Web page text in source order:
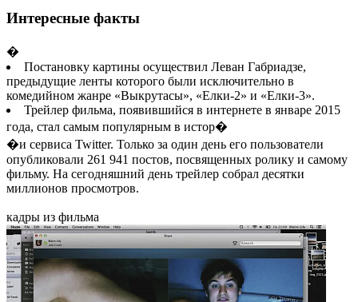
Интересные факты
�
Постановку картины осуществил Леван Габриадзе,
предыдущие ленты которого были исключительно в
комедийном жанре «Выкрутасы», «Елки-2» и «Елки-3».
Трейлер фильма, появившийся в интернете в январе 2015
года, стал самым популярным в истор�
�и сервиса Twitter. Только за один день его пользователи
опубликовали 261 941 постов, посвященных ролику и самому
фильму. На сегодняшний день трейлер собрал десятки
миллионов просмотров.
кадры из фильма